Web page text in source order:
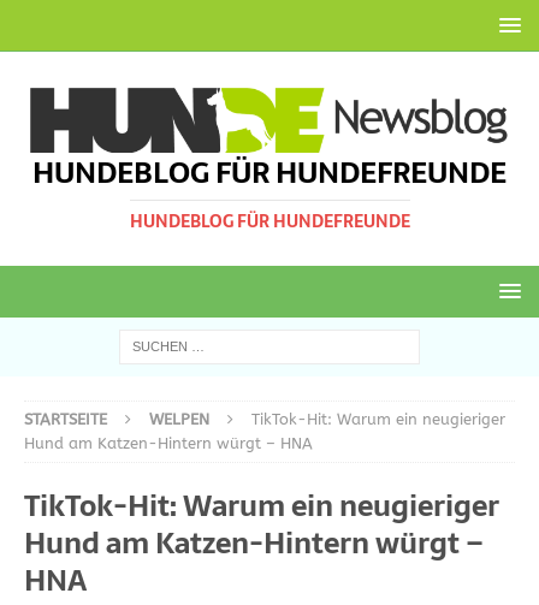
HUNDEBLOG FÜR HUNDEFREUNDE
HUNDEBLOG FÜR HUNDEFREUNDE
STARTSEITE WELPEN
TikTok-Hit: Warum ein neugieriger
Hund am Katzen-Hintern würgt – HNA
TikTok-Hit: Warum ein neugieriger
Hund am Katzen-Hintern würgt –
HNA